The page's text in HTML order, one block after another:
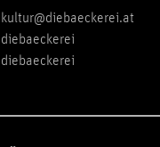
kultur@diebaeckerei.at
diebaeckerei
diebaeckerei